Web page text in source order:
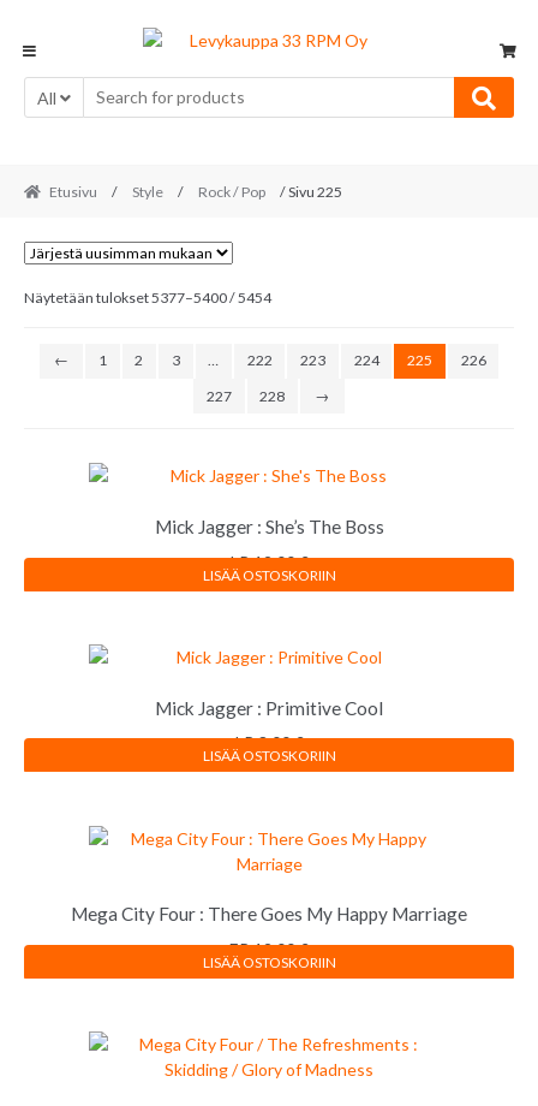
navigation
content
All
Etusivu / Style / Rock / Pop / Sivu 225
Näytetään tulokset 5377–5400 / 5454Sorted
←
1 2 3 … 222 223 224 225
226
227
228 →
Mick Jagger : She’s The Boss
LP12,00€
LISÄÄ OSTOSKORIIN
Mick Jagger : Primitive Cool
LP8,00€
LISÄÄ OSTOSKORIIN
Mega City Four : There Goes My Happy Marriage
EP12,00€
LISÄÄ OSTOSKORIIN